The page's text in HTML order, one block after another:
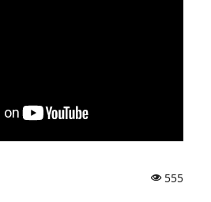
555